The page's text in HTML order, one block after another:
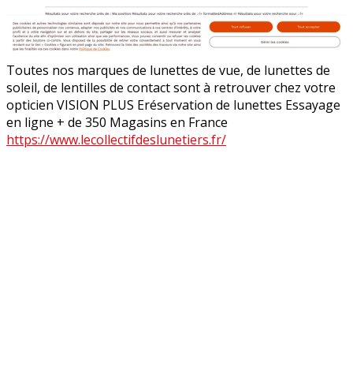
Toutes nos marques de lunettes de vue, de lunettes de
soleil, de lentilles de contact sont à retrouver chez votre
opticien VISION PLUS Eréservation de lunettes Essayage
en ligne + de 350 Magasins en France
https://www.lecollectifdeslunetiers.fr/